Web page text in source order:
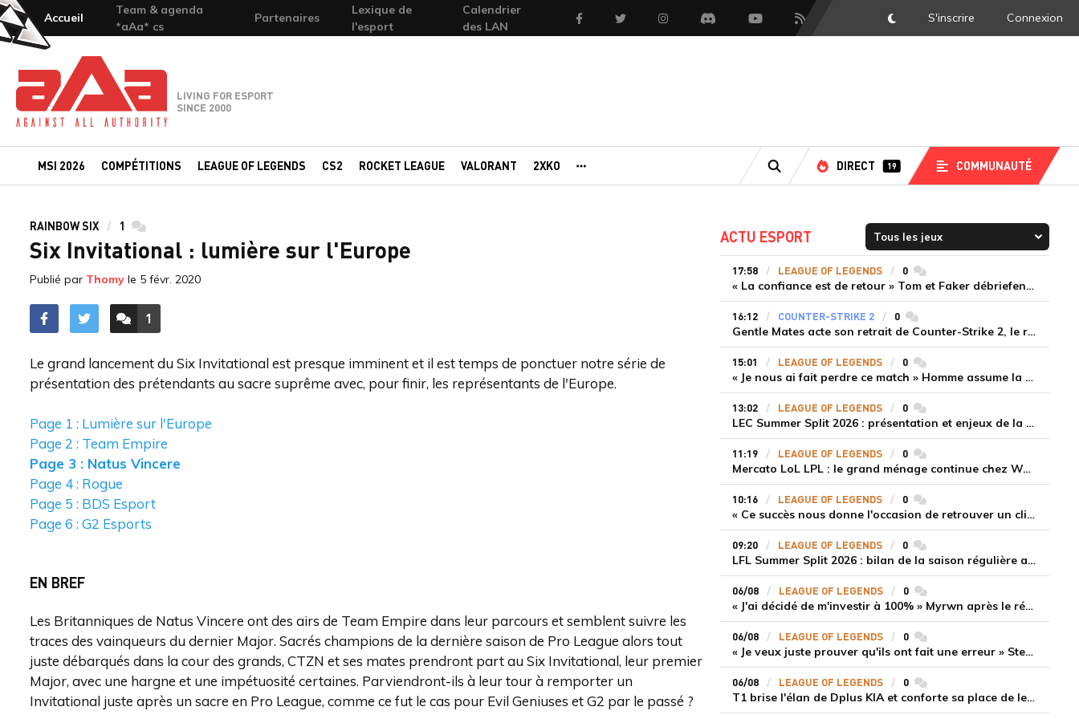
Accueil
Team & agenda
*aAa* cs
Partenaires
Lexique de
l'esport
Calendrier
des LAN
FacebookTwitter InstagramDiscord YoutubeFlux RSS DarkMode
S'inscrire Connexion
Team-aAa - against All authority
LIVING FOR ESPORT
SINCE 2000
MSI 2026 COMPÉTITIONS LEAGUE OF LEGENDS CS2 ROCKET LEAGUE VALORANT 2XKO
RECHERCHE
DIRECT 19 COMMUNAUTÉ
RAINBOW SIX 1 commentaires
Six Invitational : lumière sur l'Europe
Publié par Thomy le 5 févr. 2020
ACCÉDER AUX
1
COMMENTAIRES
Le grand lancement du Six Invitational est presque imminent et il est temps de ponctuer notre série de
présentation des prétendants au sacre suprême avec, pour finir, les représentants de l'Europe.
Page 1 : Lumière sur l'Europe
Page 2 : Team Empire
Page 3 : Natus Vincere
Page 4 : Rogue
Page 5 : BDS Esport
Page 6 : G2 Esports
EN BREF
Les Britanniques de Natus Vincere ont des airs de Team Empire dans leur parcours et semblent suivre les
traces des vainqueurs du dernier Major. Sacrés champions de la dernière saison de Pro League alors tout
juste débarqués dans la cour des grands, CTZN et ses mates prendront part au Six Invitational, leur premier
Major, avec une hargne et une impétuosité certaines. Parviendront-ils à leur tour à remporter un
Invitational juste après un sacre en Pro League, comme ce fut le cas pour Evil Geniuses et G2 par le passé ?
ACTU ESPORT
17:58 LEAGUE OF LEGENDS 0commentaires
« La confiance est de retour » Tom et Faker débriefent la victoire convaincante de T1 face à Dplus KIA
16:12 COUNTER-STRIKE 2 0commentaires
Gentle Mates acte son retrait de Counter-Strike 2, le roster ibérique libéré
15:01 LEAGUE OF LEGENDS 0commentaires
« Je nous ai fait perdre ce match » Homme assume la responsabilité de la défaite de HLE face à Gen.G
13:02 LEAGUE OF LEGENDS 0commentaires
LEC Summer Split 2026 : présentation et enjeux de la troisième semaine de compétition
11:19 LEAGUE OF LEGENDS 0commentaires
Mercato LoL LPL : le grand ménage continue chez Weibo Gaming, Jiejie quitte le navire au profit de Xiaohao
10:16 LEAGUE OF LEGENDS 0commentaires
« Ce succès nous donne l'occasion de retrouver un climat beaucoup plus positif » Ryu et Canyon soulagés après la victoire de Gen.G sur HLE
09:20 LEAGUE OF LEGENDS 0commentaires
LFL Summer Split 2026 : bilan de la saison régulière avec Solary en tête
06/08 LEAGUE OF LEGENDS 0commentaires
« J'ai décidé de m'investir à 100% » Myrwn après le réveil de Movistar KOI face à Fnatic
06/08 LEAGUE OF LEGENDS 0commentaires
« Je veux juste prouver qu'ils ont fait une erreur » Stend se confie sur son mercato chaotique et ses ambitions avec Shifters
06/08 LEAGUE OF LEGENDS 0commentaires
T1 brise l'élan de Dplus KIA et conforte sa place de leader en LCK 2026 Rounds 3-4